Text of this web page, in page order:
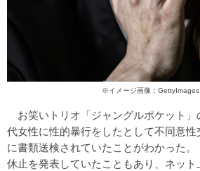
※イメージ画像：GettyImages
お笑いトリオ「ジャングルポケット」
代女性に性的暴行をしたとして不同意
に書類送検されていたことがわかった
休止を発表していたこともあり、ネット